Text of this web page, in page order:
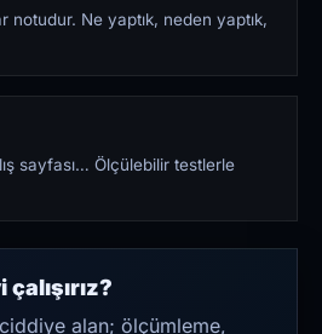
notudur. Ne yaptık, neden yaptık,
sayfası… Ölçülebilir testlerle
alan; ölçümleme,